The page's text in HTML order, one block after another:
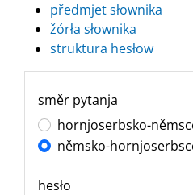
předmjet słownika
žórła słownika
struktura hesłow
směr pytanja
hornjoserbsko-
němsko-
hesło